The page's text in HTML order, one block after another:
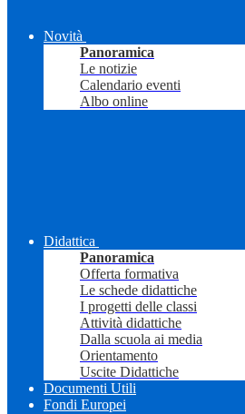
Novità
Panoramica
Le notizie
Calendario eventi
Albo online
Didattica
Panoramica
Offerta formativa
Le schede didattiche
I progetti delle classi
Attività didattiche
Dalla scuola ai media
Orientamento
Uscite Didattiche
Documenti Utili
Fondi Europei